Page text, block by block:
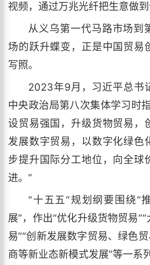
视频，通过万兆光纤把生意做到
从义乌第一代马路市场到
场的跃升蝶变，正是中国贸易
写照。
2023年9月，习近平总书
中央政治局第八次集体学习时
设贸易强国，升级货物贸易，
发展数字贸易，以数字化绿色
步提升国际分工地位，向全球
进。”
“十五五”规划纲要围绕“
展”，作出“优化升级货物贸易
易”“创新发展数字贸易、绿色
商等新业态新模式发展”等一系